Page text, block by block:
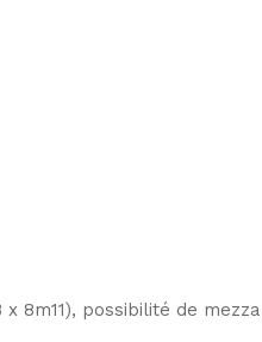
8m11), possibilité de